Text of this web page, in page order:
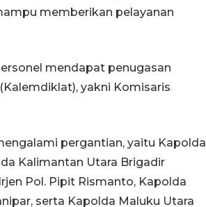
memberikan pelayanan
mendapat penugasan
yakni Komisaris
pergantian, yaitu Kapolda
Kalimantan Utara Brigadir
Pol. Pipit Rismanto, Kapolda
serta Kapolda Maluku Utara